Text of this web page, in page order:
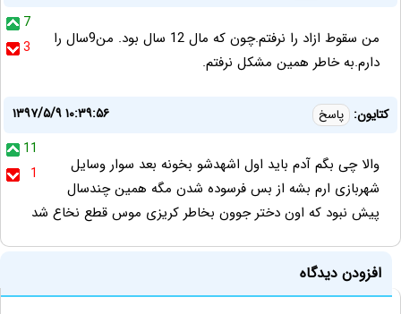
7
3
من سقوط ازاد را نرفتم.چون که مال 12 سال بود. من9سال را
دارم.به خاطر همین مشکل نرفتم.
کتایون: پاسخ
۱۳۹۷/۵/۹ ۱۰:۳۹:۵۶
11
1
والا چی بگم آدم باید اول اشهدشو بخونه بعد سوار وسایل
شهربازی ارم بشه از بس فرسوده شدن مگه همین چندسال
پیش نبود که اون دختر جوون بخاطر کریزی موس قطع نخاع شد
افزودن دیدگاه